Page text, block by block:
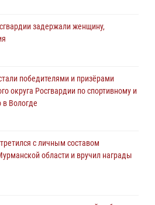
задержали женщину,
победителями и призёрами
округа Росгвардии по спортивному и
Вологде
с личным составом
области и вручил награды